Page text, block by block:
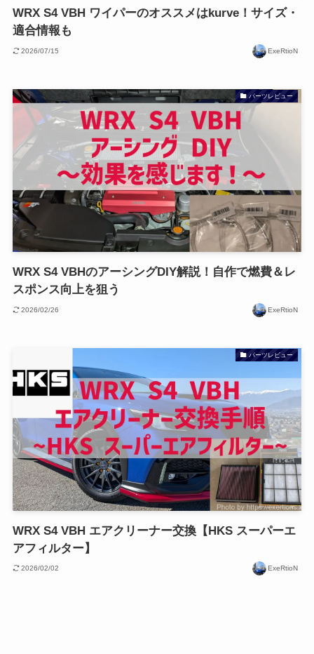
WRX S4 VBH ワイパーのオススメはkurve！サイズ・
適合情報も
2026/07/15 ExeRtioN
パーツレビュー
WRX S4 VBHのアーシングDIY解説！自作で燃費＆レ
スポンス向上を狙う
2026/02/26 ExeRtioN
パーツレビュー
WRX S4 VBH エアクリーナー交換【HKS スーパーエ
アフィルター】
2026/02/02 ExeRtioN